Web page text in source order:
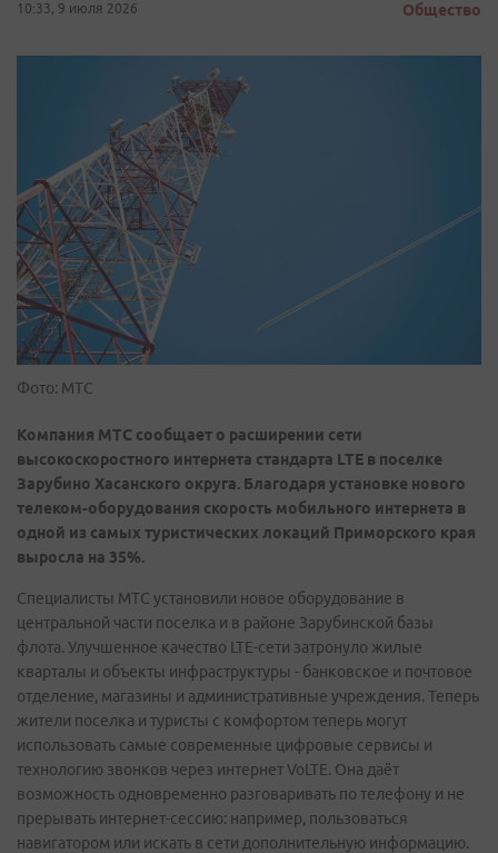
10:33, 9 июля 2026 Общество
Фото: МТС
Компания МТС сообщает о расширении сети
высокоскоростного интернета стандарта LTE в поселке
Зарубино Хасанского округа. Благодаря установке нового
телеком-оборудования скорость мобильного интернета в
одной из самых туристических локаций Приморского края
выросла на 35%.
Специалисты МТС установили новое оборудование в
центральной части поселка и в районе Зарубинской базы
флота. Улучшенное качество LTE-сети затронуло жилые
кварталы и объекты инфраструктуры - банковское и почтовое
отделение, магазины и административные учреждения. Теперь
жители поселка и туристы с комфортом теперь могут
использовать самые современные цифровые сервисы и
технологию звонков через интернет VoLTE. Она даёт
возможность одновременно разговаривать по телефону и не
прерывать интернет-сессию: например, пользоваться
навигатором или искать в сети дополнительную информацию.